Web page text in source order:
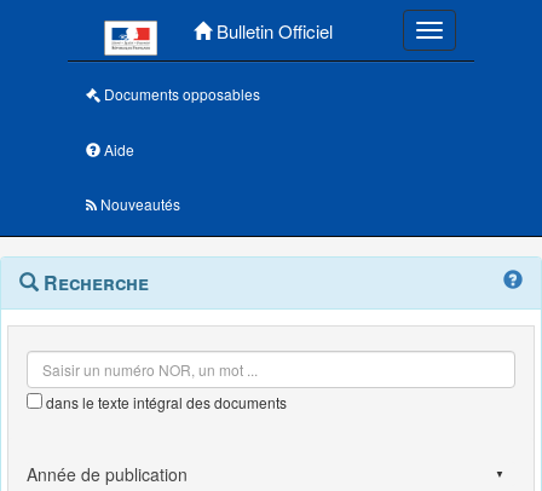
Bulletin Officiel Toggle
Documents opposables
Aide
Nouveautés
Navigation
outils
Menu
contextuel
Recherche
dans le texte intégral des documents